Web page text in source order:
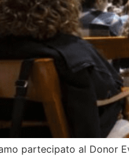
partecipato al Donor